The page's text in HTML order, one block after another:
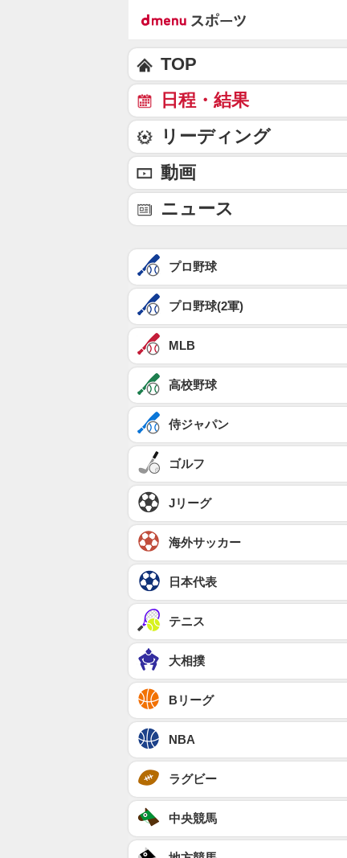
TOP
日程・結果
リーディング
動画
ニュース
プロ野球
プロ野球(2軍)
MLB
高校野球
侍ジャパン
ゴルフ
Jリーグ
海外サッカー
日本代表
テニス
大相撲
Bリーグ
NBA
ラグビー
中央競馬